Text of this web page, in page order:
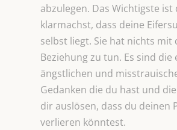
abzulegen. Das Wichtigste ist
klarmachst, dass deine
selbst liegt. Sie hat nichts mit
Beziehung zu tun. Es sind die
ängstlichen und
Gedanken die du hast und
dir auslösen, dass du deinen
verlieren könntest.